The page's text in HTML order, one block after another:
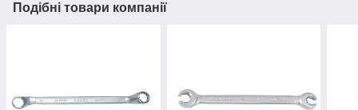
Подібні товари компанії